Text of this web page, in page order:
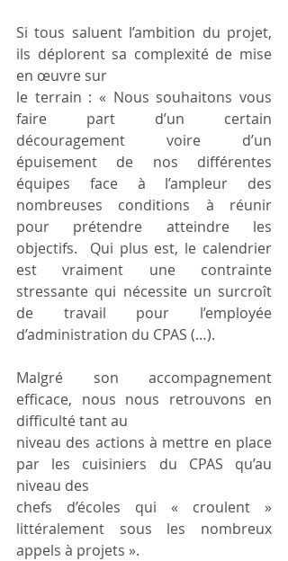
Si tous saluent l’ambition du projet,
ils déplorent sa complexité de mise
en œuvre sur
le terrain : « Nous souhaitons vous
faire part d’un certain
découragement voire d’un
épuisement de nos différentes
équipes face à l’ampleur des
nombreuses conditions à réunir
pour prétendre atteindre les
objectifs.  Qui plus est, le calendrier
est vraiment une contrainte
stressante qui nécessite un surcroît
de travail pour l’employée
d’administration du CPAS (…).
Malgré son accompagnement
efficace, nous nous retrouvons en
difficulté tant au
niveau des actions à mettre en place
par les cuisiniers du CPAS qu’au
niveau des
chefs d’écoles qui « croulent »
littéralement sous les nombreux
appels à projets ».